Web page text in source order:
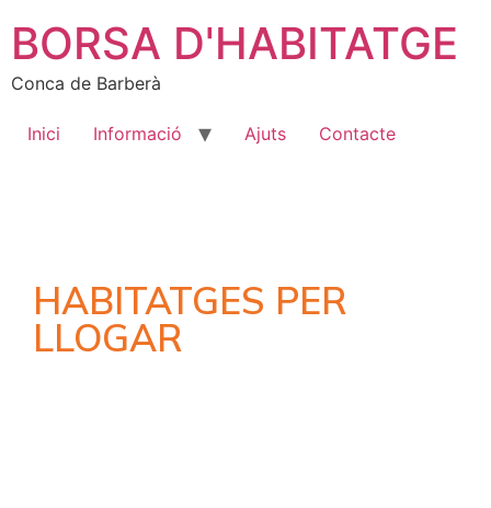
BORSA D'HABITATGE
Conca de Barberà
Inici Informació Ajuts Contacte
HABITATGES PER
LLOGAR